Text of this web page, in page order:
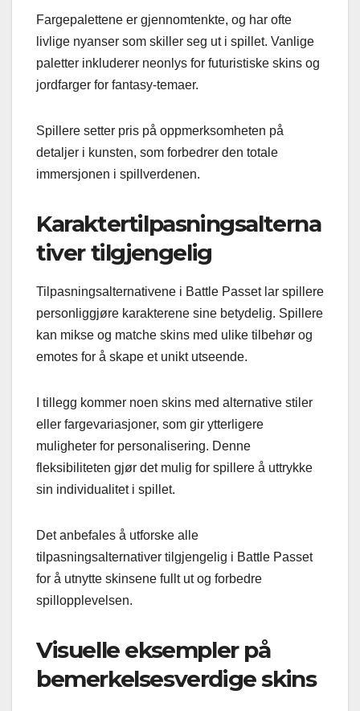
Fargepalettene er gjennomtenkte, og har ofte
livlige nyanser som skiller seg ut i spillet. Vanlige
paletter inkluderer neonlys for futuristiske skins og
jordfarger for fantasy-temaer.
Spillere setter pris på oppmerksomheten på
detaljer i kunsten, som forbedrer den totale
immersjonen i spillverdenen.
Karaktertilpasningsalterna
tiver tilgjengelig
Tilpasningsalternativene i Battle Passet lar spillere
personliggjøre karakterene sine betydelig. Spillere
kan mikse og matche skins med ulike tilbehør og
emotes for å skape et unikt utseende.
I tillegg kommer noen skins med alternative stiler
eller fargevariasjoner, som gir ytterligere
muligheter for personalisering. Denne
fleksibiliteten gjør det mulig for spillere å uttrykke
sin individualitet i spillet.
Det anbefales å utforske alle
tilpasningsalternativer tilgjengelig i Battle Passet
for å utnytte skinsene fullt ut og forbedre
spillopplevelsen.
Visuelle eksempler på
bemerkelsesverdige skins